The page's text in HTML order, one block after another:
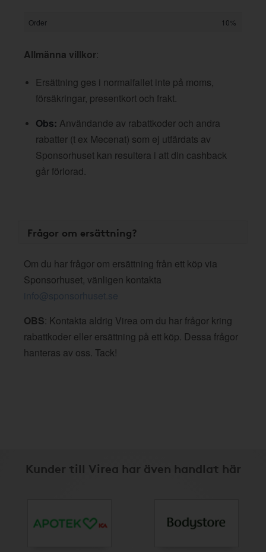
Order 10%
Allmänna villkor:
Ersättning ges i normalfallet inte på moms,
försäkringar, presentkort och frakt.
Obs: Användande av rabattkoder och andra
rabatter (t ex Mecenat) som ej utfärdats av
Sponsorhuset kan resultera i att din cashback
går förlorad.
Frågor om ersättning?
Om du har frågor om ersättning från ett köp via
Sponsorhuset, vänligen kontakta
info@sponsorhuset.se
OBS: Kontakta aldrig Virea om du har frågor kring
rabattkoder eller ersättning på ett köp. Dessa frågor
hanteras av oss. Tack!
Kunder till Virea har även handlat här